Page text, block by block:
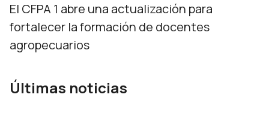
El CFPA 1 abre una actualización para
fortalecer la formación de docentes
agropecuarios
Últimas noticias